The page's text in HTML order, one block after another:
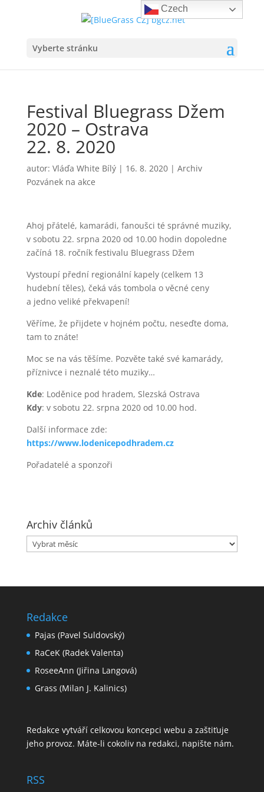
Vyberte stránku
Festival Bluegrass Džem
2020 – Ostrava
22. 8. 2020
autor: Vláďa White Bílý| 16. 8. 2020| Archiv
Pozvánek na akce
Ahoj přátelé, kamarádi, fanoušci té správné muziky,
v sobotu 22. srpna 2020 od 10.00 hodin dopoledne
začíná 18. ročník festivalu Bluegrass Džem
Vystoupí přední regionální kapely (celkem 13
hudební těles), čeká vás tombola o věcné ceny
a jedno veliké překvapení!
Věříme, že přijdete v hojném počtu, neseďte doma,
tam to znáte!
Moc se na vás těšíme. Pozvěte také své kamarády,
příznivce i neznalé této muziky…
Kde: Loděnice pod hradem, Slezská Ostrava
Kdy: v sobotu 22. srpna 2020 od 10.00 hod.
Další informace zde:
https://www.lodenicepodhradem.cz
Pořadatelé a sponzoři
Archiv článků
Archiv
článků
Redakce
Pajas (Pavel Suldovský)
RaCeK (Radek Valenta)
RoseeAnn (Jiřina Langová)
Grass (Milan J. Kalinics)
Redakce vytváří celkovou koncepci webu a zaštiťuje
jeho provoz. Máte-li cokoliv na redakci, napište nám.
RSS
Czech